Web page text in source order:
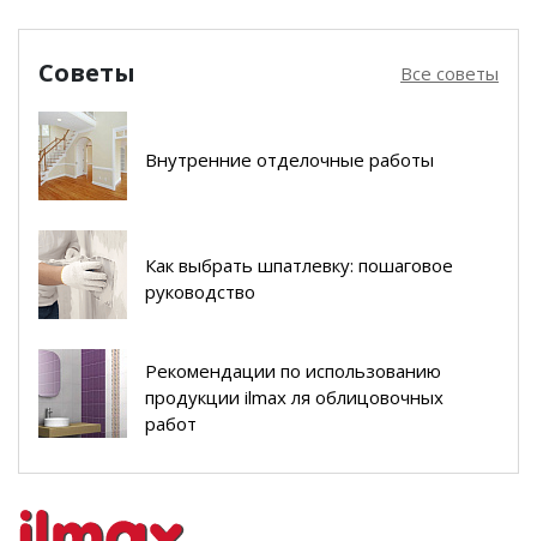
Советы Все советы
Внутренние отделочные работы
Как выбрать шпатлевку: пошаговое
руководство
Рекомендации по использованию
продукции ilmax ля облицовочных
работ